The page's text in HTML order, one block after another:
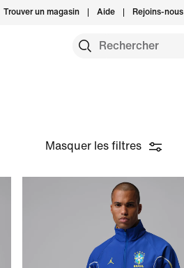
Trouver un magasin Aide Rejoins-nous
Masquer les filtres